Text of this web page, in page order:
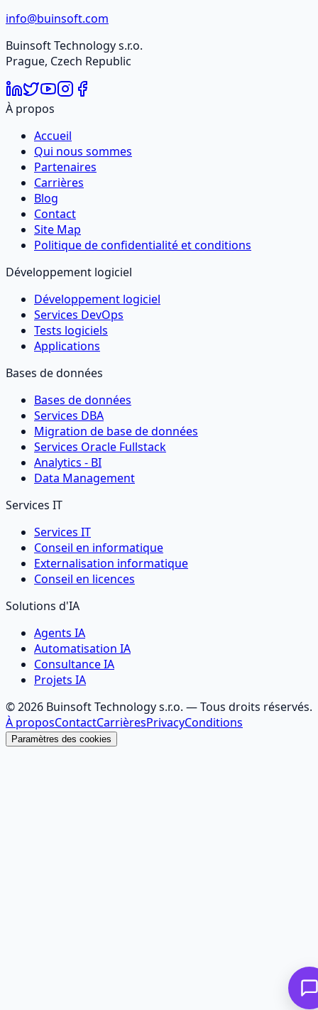
info@buinsoft.com
Buinsoft Technology s.r.o.
Prague, Czech Republic
À propos
Accueil
Qui nous sommes
Partenaires
Carrières
Blog
Contact
Site Map
Politique de confidentialité et conditions
Développement logiciel
Développement logiciel
Services DevOps
Tests logiciels
Applications
Bases de données
Bases de données
Services DBA
Migration de base de données
Services Oracle Fullstack
Analytics - BI
Data Management
Services IT
Services IT
Conseil en informatique
Externalisation informatique
Conseil en licences
Solutions d'IA
Agents IA
Automatisation IA
Consultance IA
Projets IA
©2026 Buinsoft Technology s.r.o. — Tous droits réservés.
À proposContactCarrièresPrivacyConditions
Paramètres des cookies